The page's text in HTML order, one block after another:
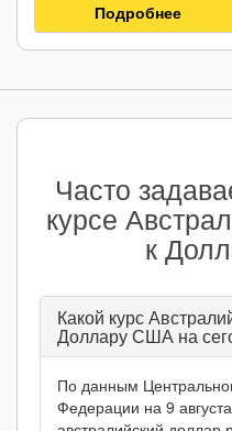
Подробнее
Часто
курсе
к
Какой курс
Доллару США на
По данным
Федерации на 9